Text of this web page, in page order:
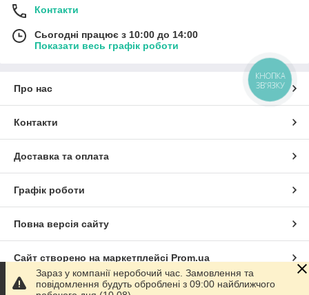
Контакти
Сьогодні працює з 10:00 до 14:00
Показати весь графік роботи
Про нас
Контакти
Доставка та оплата
Графік роботи
Повна версія сайту
Сайт створено на маркетплейсі Prom.ua
Політика конфіденційності
Зараз у компанії неробочий час. Замовлення та
повідомлення будуть оброблені з 09:00 найближчого
КНОПКА
ЗВ'ЯЗКУ